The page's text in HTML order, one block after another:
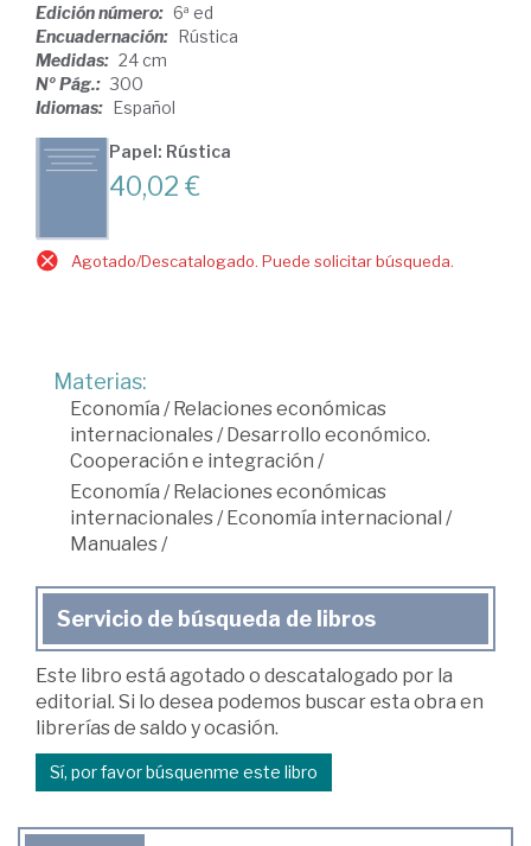
Edición número: 6ª ed
Encuadernación: Rústica
Medidas: 24 cm
Nº Pág.: 300
Idiomas: Español
Papel: Rústica
40,02 €
Agotado/Descatalogado. Puede solicitar búsqueda.
Materias:
Economía /Relaciones económicas
internacionales/Desarrollo económico.
Cooperación e integración /
Economía /Relaciones económicas
internacionales/Economía internacional /
Manuales/
Servicio de búsqueda de libros
Este libro está agotado o descatalogado por la
editorial. Si lo desea podemos buscar esta obra en
librerías de saldo y ocasión.
Sí, por favor búsquenme este libro